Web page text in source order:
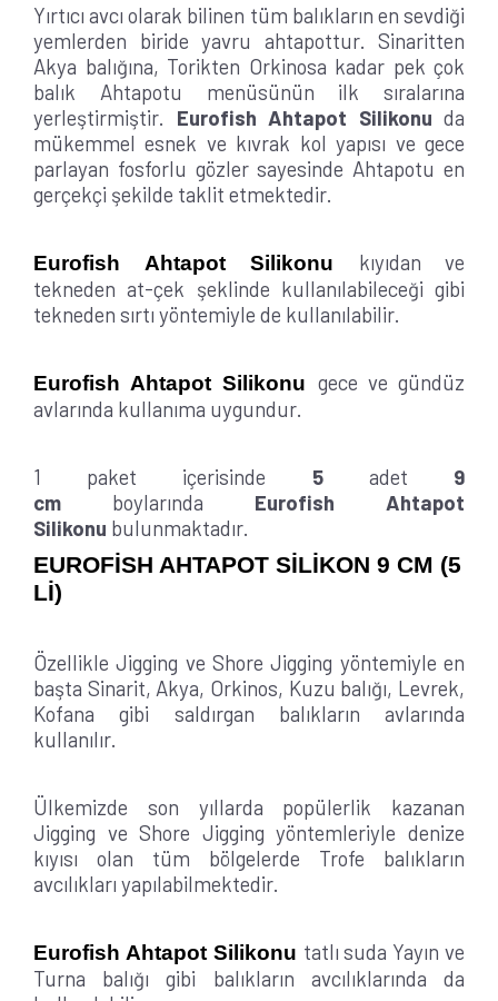
Yırtıcı avcı olarak bilinen tüm balıkların en sevdiği
yemlerden biride yavru ahtapottur. Sinaritten
Akya balığına, Torikten Orkinosa kadar pek çok
balık Ahtapotu menüsünün ilk sıralarına
yerleştirmiştir. Eurofish Ahtapot Silikonu da
mükemmel esnek ve kıvrak kol yapısı ve gece
parlayan fosforlu gözler sayesinde Ahtapotu en
gerçekçi şekilde taklit etmektedir.
Eurofish Ahtapot Silikonu kıyıdan ve
tekneden at-çek şeklinde kullanılabileceği gibi
tekneden sırtı yöntemiyle de kullanılabilir.
Eurofish Ahtapot Silikonu gece ve gündüz
avlarında kullanıma uygundur.
1 paket içerisinde 5adet 9
cm boylarında Eurofish Ahtapot
Silikonu bulunmaktadır.
EUROFİSH AHTAPOT SİLİKON 9 CM (5
Lİ)
Özellikle Jigging ve Shore Jigging yöntemiyle en
başta Sinarit, Akya, Orkinos, Kuzu balığı, Levrek,
Kofana gibi saldırgan balıkların avlarında
kullanılır.
Ülkemizde son yıllarda popülerlik kazanan
Jigging ve Shore Jigging yöntemleriyle denize
kıyısı olan tüm bölgelerde Trofe balıkların
avcılıkları yapılabilmektedir.
Eurofish Ahtapot Silikonu tatlı suda Yayın ve
Turna balığı gibi balıkların avcılıklarında da